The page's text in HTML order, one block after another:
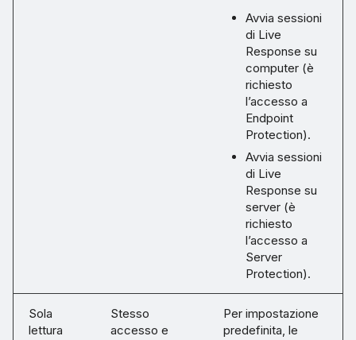
Avvia sessioni
di Live
Response su
computer (è
richiesto
l’accesso a
Endpoint
Protection).
Avvia sessioni
di Live
Response su
server (è
richiesto
l’accesso a
Server
Protection).
Sola
lettura
Stesso
accesso e
Per impostazione
predefinita, le